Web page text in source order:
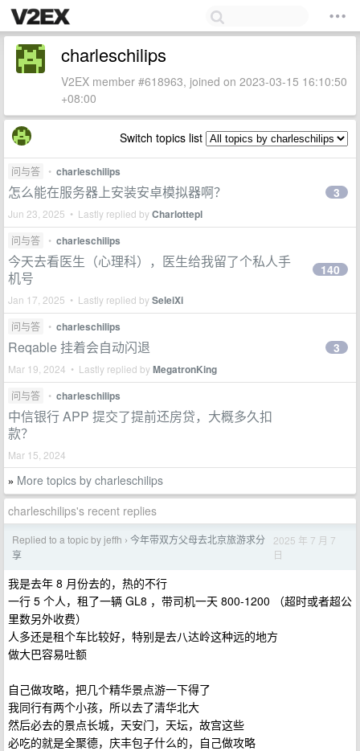
charleschilips
V2EX member #618963, joined on 2023-03-15 16:10:50
+08:00
Switch topics list
问与答 • charleschilips
怎么能在服务器上安装安卓模拟器啊？
Jun 23, 2025 • Lastly replied byCharlottepl
3
问与答 • charleschilips
今天去看医生（心理科），医生给我留了个私人手
机号
Jan 17, 2025 • Lastly replied bySeleiXi
140
问与答 • charleschilips
Reqable 挂着会自动闪退
Mar 19, 2024 • Lastly replied byMegatronKing
3
问与答 • charleschilips
中信银行 APP 提交了提前还房贷，大概多久扣
款？
Mar 15, 2024
» More topics by charleschilips
charleschilips's recent replies
Replied to a topic by jeffh › 今年带双方父母去北京旅游求分
享
2025 年 7 月 7
日
我是去年 8 月份去的，热的不行
一行 5 个人，租了一辆 GL8 ，带司机一天 800-1200 （超时或者超公
里数另外收费）
人多还是租个车比较好，特别是去八达岭这种远的地方
做大巴容易吐额
自己做攻略，把几个精华景点游一下得了
我同行有两个小孩，所以去了清华北大
然后必去的景点长城，天安门，天坛，故宫这些
必吃的就是全聚德，庆丰包子什么的，自己做攻略